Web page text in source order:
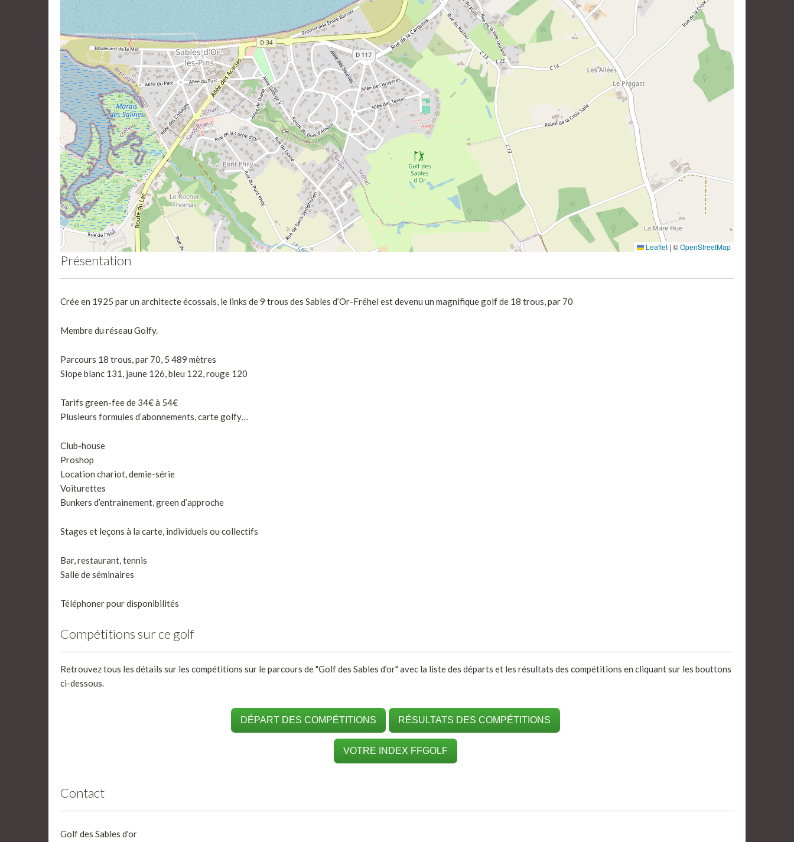
Leaflet | ©OpenStreetMap
Présentation
Crée en 1925 par un architecte écossais, le links de 9 trous des Sables d’Or-Fréhel est devenu un magnifique golf de 18 trous, par 70
Membre du réseau Golfy.
Parcours 18 trous, par 70, 5 489 mètres
Slope blanc 131, jaune 126, bleu 122, rouge 120
Tarifs green-fee de 34€ à 54€
Plusieurs formules d’abonnements, carte golfy…
Club-house
Proshop
Location chariot, demie-série
Voiturettes
Bunkers d’entrainement, green d’approche
Stages et leçons à la carte, individuels ou collectifs
Bar, restaurant, tennis
Salle de séminaires
Téléphoner pour disponibilités
Compétitions sur ce golf
Retrouvez tous les détails sur les compétitions sur le parcours de "Golf des Sables d’or" avec la liste des départs et les résultats des compétitions en cliquant sur les bouttons
ci-dessous.
DÉPART DES COMPÉTITIONS RÉSULTATS DES COMPÉTITIONS
VOTRE INDEX FFGOLF
Contact
Golf des Sables d'or